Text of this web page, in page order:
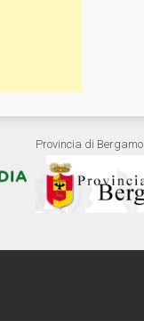
Provincia di Bergamo